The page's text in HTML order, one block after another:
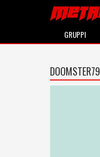
GRUPPI
DOOMSTER79